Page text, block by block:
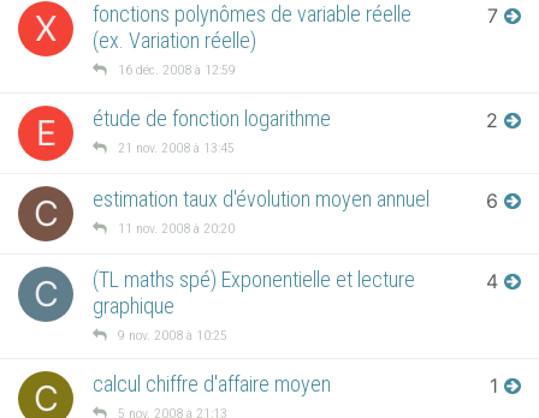
X
fonctions polynômes de variable réelle
(ex. Variation réelle)
16 déc. 2008 à 12:59
7
E étude de fonction logarithme
21 nov. 2008 à 13:45
2
C estimation taux d'évolution moyen annuel
11 nov. 2008 à 20:20
6
C
(TL maths spé) Exponentielle et lecture
graphique
9 nov. 2008 à 10:25
4
C calcul chiffre d'affaire moyen
5 nov. 2008 à 21:13
1